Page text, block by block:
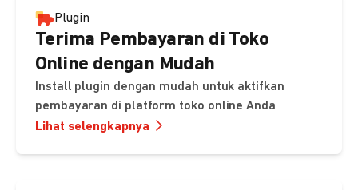
Plugin
Terima Pembayaran di Toko
Online dengan Mudah
Install plugin dengan mudah untuk aktifkan
pembayaran di platform toko online Anda
Lihat selengkapnya